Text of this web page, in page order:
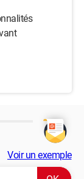
Voir un exemple